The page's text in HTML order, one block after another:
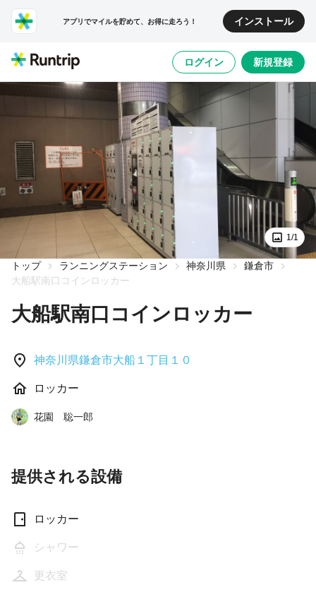
アプリでマイルを貯めて、お得に走ろう！ インストール
ログイン 新規登録
1/1
トップ ランニングステーション 神奈川県
鎌倉市
大船駅南口コインロッカー
大船駅南口コインロッカー
神奈川県鎌倉市大船１丁目１０
ロッカー
花園 聡一郎
提供される設備
ロッカー
シャワー
更衣室